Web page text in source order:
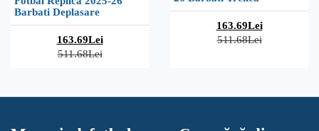
Barbati Deplasare
163.69Lei
511.68Lei
163.69Lei
511.68Lei